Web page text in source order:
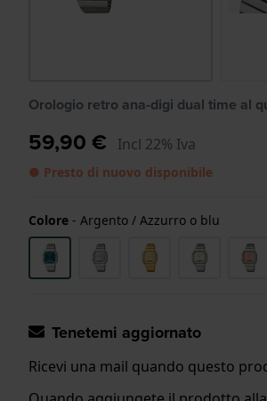
Orologio retro ana-digi dual time al
59,90 € Incl 22% Iva
● Presto di nuovo disponibile
Colore - Argento / Azzurro o blu
Tenetemi aggiornato
Ricevi una mail quando questo